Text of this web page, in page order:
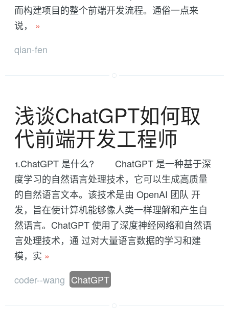
而构建项目的整个前端开发流程。通俗一点来
说， »
qian-fen
浅谈ChatGPT如何取
代前端开发工程师
1.ChatGPT 是什么? ChatGPT 是一种基于深
度学习的自然语言处理技术，它可以生成高质量
的自然语言文本。该技术是由 OpenAI 团队 开
发，旨在使计算机能够像人类一样理解和产生自
然语言。ChatGPT 使用了深度神经网络和自然语
言处理技术，通 过对大量语言数据的学习和建
模，实 »
coder--wang ChatGPT